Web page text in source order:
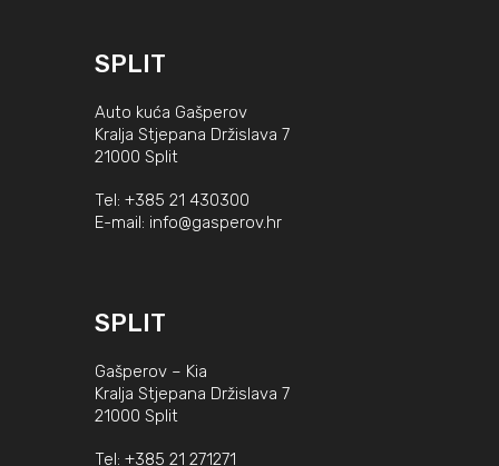
SPLIT
Auto kuća Gašperov
Kralja Stjepana Držislava 7
21000 Split
Tel: +385 21 430300
E-mail: info@gasperov.hr
SPLIT
Gašperov – Kia
Kralja Stjepana Držislava 7
21000 Split
Tel: +385 21 271271